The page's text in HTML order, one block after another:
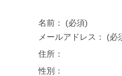
名前： (必須)
メールアドレス： (必
住所：
性別：